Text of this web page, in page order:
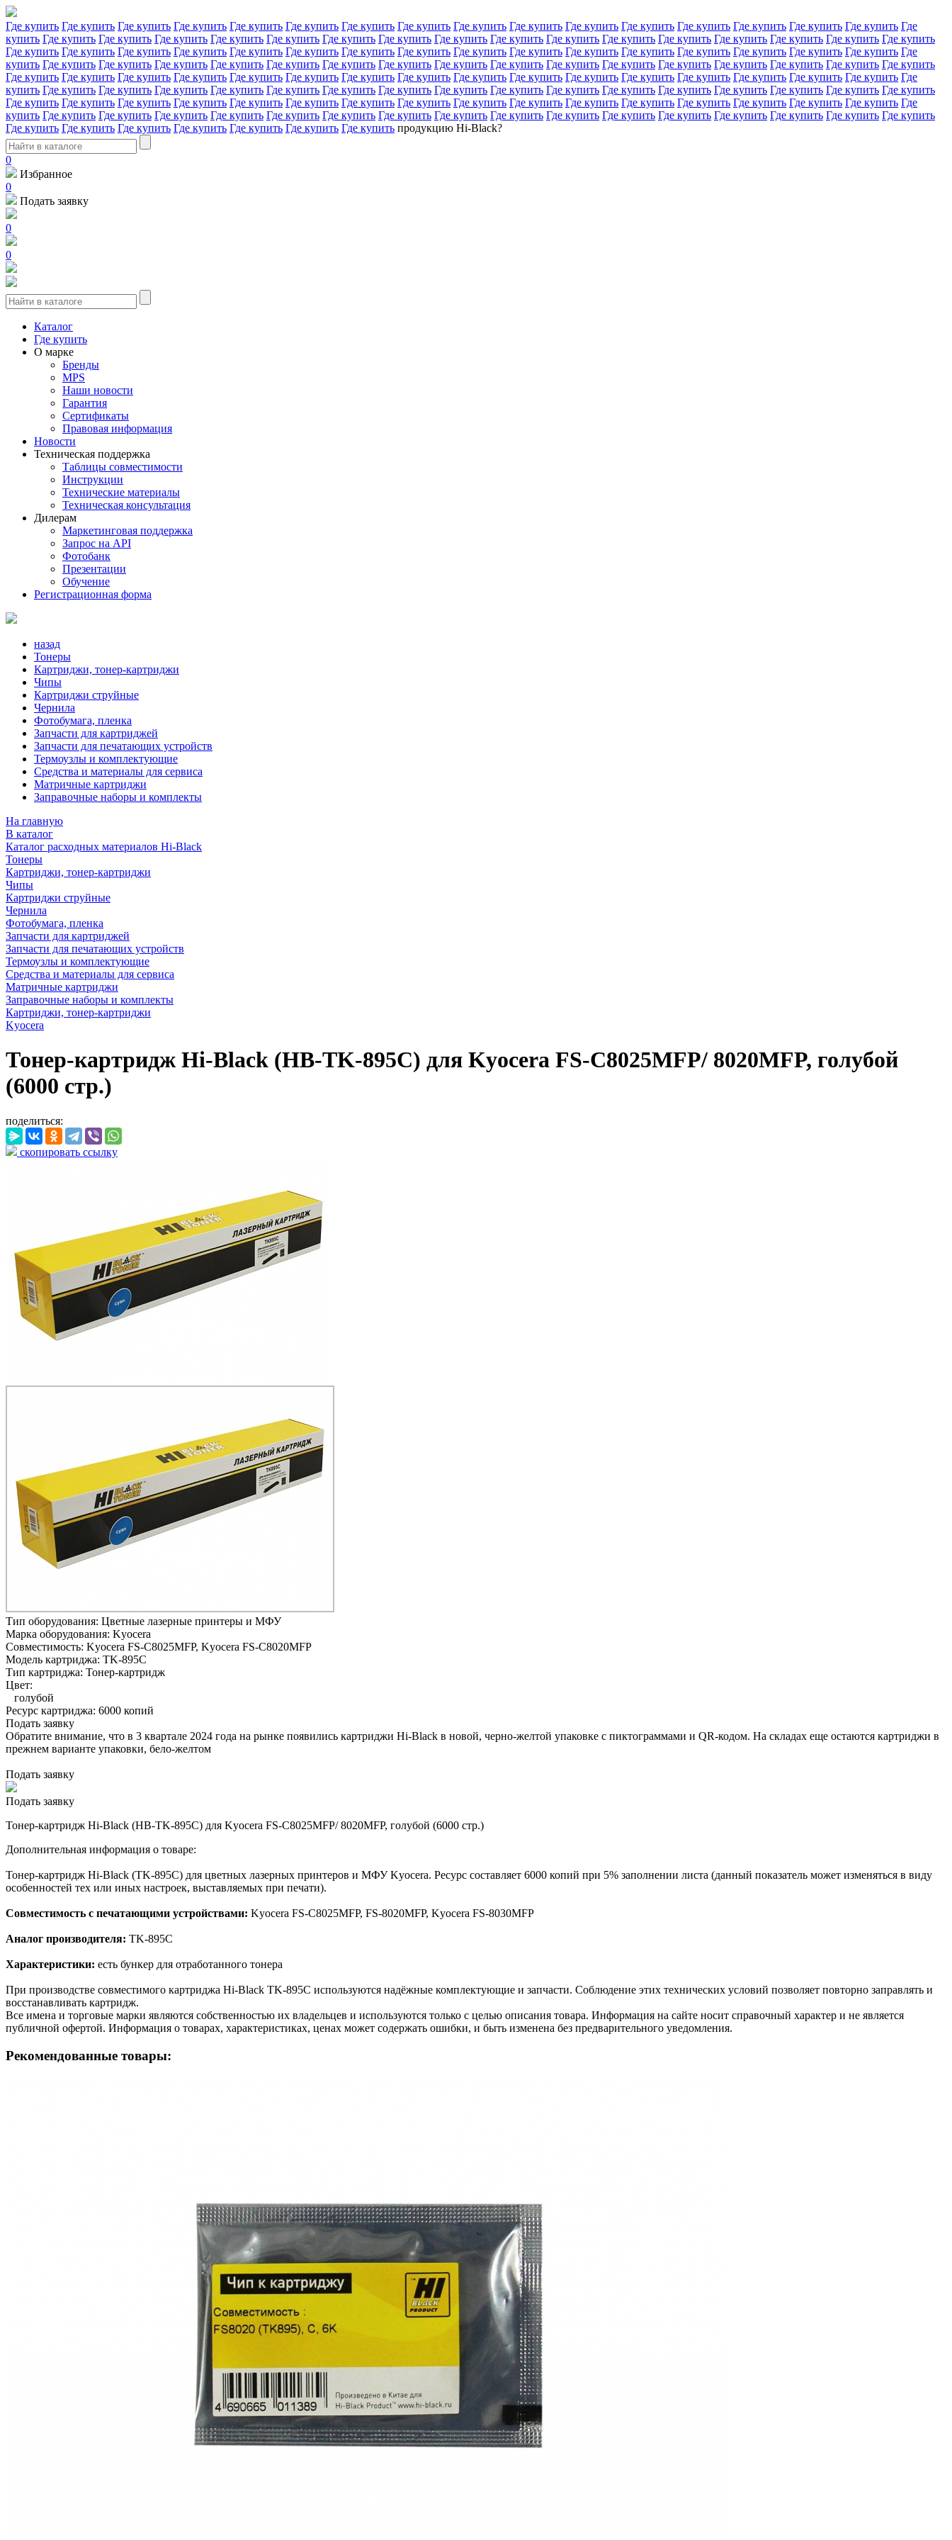
Где купить Где купить Где купить Где купить Где купить Где купить Где купить Где купить Где купить Где купить Где купить Где купить Где купить Где купить Где купить Где купить Где
купить Где купить Где купить Где купить Где купить Где купить Где купить Где купить Где купить Где купить Где купить Где купить Где купить Где купить Где купить Где купить Где купить
Где купить Где купить Где купить Где купить Где купить Где купить Где купить Где купить Где купить Где купить Где купить Где купить Где купить Где купить Где купить Где купить Где
купить Где купить Где купить Где купить Где купить Где купить Где купить Где купить Где купить Где купить Где купить Где купить Где купить Где купить Где купить Где купить Где купить
Где купить Где купить Где купить Где купить Где купить Где купить Где купить Где купить Где купить Где купить Где купить Где купить Где купить Где купить Где купить Где купить Где
купить Где купить Где купить Где купить Где купить Где купить Где купить Где купить Где купить Где купить Где купить Где купить Где купить Где купить Где купить Где купить Где купить
Где купить Где купить Где купить Где купить Где купить Где купить Где купить Где купить Где купить Где купить Где купить Где купить Где купить Где купить Где купить Где купить Где
купить Где купить Где купить Где купить Где купить Где купить Где купить Где купить Где купить Где купить Где купить Где купить Где купить Где купить Где купить Где купить Где купить
Где купить Где купить Где купить Где купить Где купить Где купить Где купить продукцию Hi-Black?
0
Избранное
0
Подать заявку
0
0
Каталог
Где купить
О марке
Бренды
MPS
Наши новости
Гарантия
Сертификаты
Правовая информация
Новости
Техническая поддержка
Таблицы совместимости
Инструкции
Технические материалы
Техническая консультация
Дилерам
Маркетинговая поддержка
Запрос на API
Фотобанк
Презентации
Обучение
Регистрационная форма
назад
Тонеры
Картриджи, тонер-картриджи
Чипы
Картриджи струйные
Чернила
Фотобумага, пленка
Запчасти для картриджей
Запчасти для печатающих устройств
Термоузлы и комплектующие
Средства и материалы для сервиса
Матричные картриджи
Заправочные наборы и комплекты
На главную
В каталог
Каталог расходных материалов Hi-Black
Тонеры
Картриджи, тонер-картриджи
Чипы
Картриджи струйные
Чернила
Фотобумага, пленка
Запчасти для картриджей
Запчасти для печатающих устройств
Термоузлы и комплектующие
Средства и материалы для сервиса
Матричные картриджи
Заправочные наборы и комплекты
Картриджи, тонер-картриджи
Kyocera
Тонер-картридж Hi-Black (HB-TK-895C) для Kyocera FS-C8025MFP/ 8020MFP, голубой
(6000 стр.)
поделиться:
скопировать ссылку
Тип оборудования: Цветные лазерные принтеры и МФУ
Марка оборудования: Kyocera
Совместимость: Kyocera FS-C8025MFP, Kyocera FS-C8020MFP
Модель картриджа: TK-895C
Тип картриджа: Тонер-картридж
Цвет:
голубой
Ресурс картриджа: 6000 копий
Подать заявку
Обратите внимание, что в 3 квартале 2024 года на рынке появились картриджи Hi-Black в новой, черно-желтой упаковке с пиктограммами и QR-кодом. На складах еще остаются картриджи в
прежнем варианте упаковки, бело-желтом
Подать заявку
Подать заявку
Тонер-картридж Hi-Black (HB-TK-895C) для Kyocera FS-C8025MFP/ 8020MFP, голубой (6000 стр.)
Дополнительная информация о товаре:
Тонер-картридж Hi-Black (TK-895C) для цветных лазерных принтеров и МФУ Kyocera. Ресурс составляет 6000 копий при 5% заполнении листа (данный показатель может изменяться в виду
особенностей тех или иных настроек, выставляемых при печати).
Совместимость с печатающими устройствами: Kyocera FS-C8025MFP, FS-8020MFP, Kyocera FS-8030MFP
Аналог производителя: TK-895C
Характеристики: есть бункер для отработанного тонера
При производстве совместимого картриджа Hi-Black TK-895C используются надёжные комплектующие и запчасти. Соблюдение этих технических условий позволяет повторно заправлять и
восстанавливать картридж.
Все имена и торговые марки являются собственностью их владельцев и используются только с целью описания товара. Информация на сайте носит справочный характер и не является
публичной офертой. Информация о товарах, характеристиках, ценах может содержать ошибки, и быть изменена без предварительного уведомления.
Рекомендованные товары: